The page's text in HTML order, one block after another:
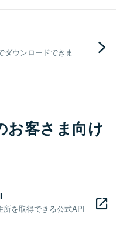
ダウンロードできま
お客さま向け
を取得できる公式API